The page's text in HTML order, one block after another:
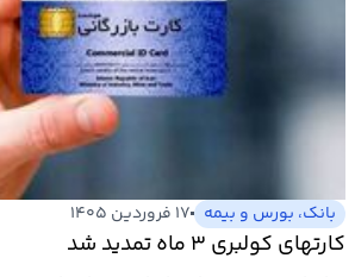
بیمه
جهان
بازار
بانک، بورس و بیمه ۱۷ فروردین ۱۴۰۵
کارتهای کولبری ۳ ماه تمدید شد